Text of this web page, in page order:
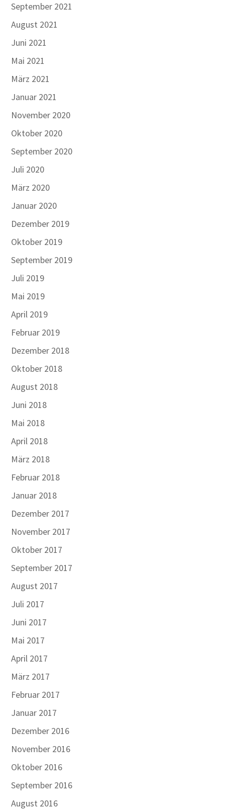
September 2021
August 2021
Juni 2021
Mai 2021
März 2021
Januar 2021
November 2020
Oktober 2020
September 2020
Juli 2020
März 2020
Januar 2020
Dezember 2019
Oktober 2019
September 2019
Juli 2019
Mai 2019
April 2019
Februar 2019
Dezember 2018
Oktober 2018
August 2018
Juni 2018
Mai 2018
April 2018
März 2018
Februar 2018
Januar 2018
Dezember 2017
November 2017
Oktober 2017
September 2017
August 2017
Juli 2017
Juni 2017
Mai 2017
April 2017
März 2017
Februar 2017
Januar 2017
Dezember 2016
November 2016
Oktober 2016
September 2016
August 2016